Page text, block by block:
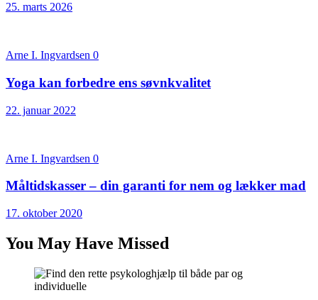
25. marts 2026
Arne I. Ingvardsen 0
Yoga kan forbedre ens søvnkvalitet
22. januar 2022
Arne I. Ingvardsen 0
Måltidskasser – din garanti for nem og lækker mad
17. oktober 2020
You May Have Missed